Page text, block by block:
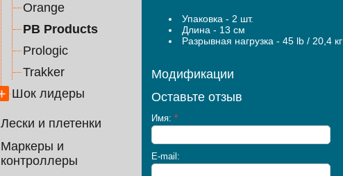
Orange
PB Products
Prologic
Trakker
Шок лидеры
Лески и плетенки
Маркеры и
контроллеры
Упаковка - 2 шт.
Длина - 13 см
Разрывная нагрузка - 45 lb / 20,4 кг
Модификации
Оставьте отзыв
Имя: *
E-mail: